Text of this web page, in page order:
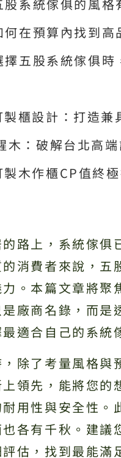
系統傢俱的風格
在預算內找到高
五股系統傢俱時
製櫃設計：打造
木：破解台北高
製木作櫃CP值終
路上，系統傢
消費者來說，五
。本篇文章將
廠商名錄，而
適合自己的系統
除了考量風格
領先，能將您
用性與安全性。
各有千秋。建
估，找到最能